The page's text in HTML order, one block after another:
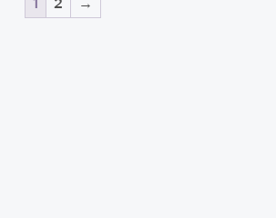
gewählt